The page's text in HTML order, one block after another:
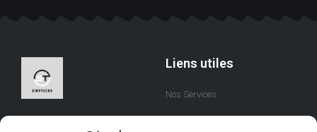
Liens utiles
Nos Services
A Propos